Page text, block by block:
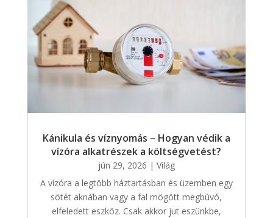
Kánikula és víznyomás – Hogyan védik a
vízóra alkatrészek a költségvetést?
jún 29, 2026 | Világ
A vízóra a legtöbb háztartásban és üzemben egy
sötét aknában vagy a fal mögött megbúvó,
elfeledett eszköz. Csak akkor jut eszünkbe,